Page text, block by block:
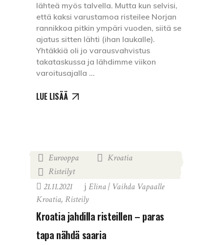
lähteä myös talvella. Mutta kun selvisi,
että kaksi varustamoa risteilee Norjan
rannikkoa pitkin ympäri vuoden, siitä se
ajatus sitten lähti (ihan laukalle).
Yhtäkkiä oli jo varausvahvistus
takataskussa ja lähdimme viikon
varoitusajalla
LUE LISÄÄ
Eurooppa Kroatia
Risteilyt
21.11.2021
Elina | Vaihda Vapaalle
Kroatia, Risteily
Kroatia jahdilla risteillen – paras
tapa nähdä saaria